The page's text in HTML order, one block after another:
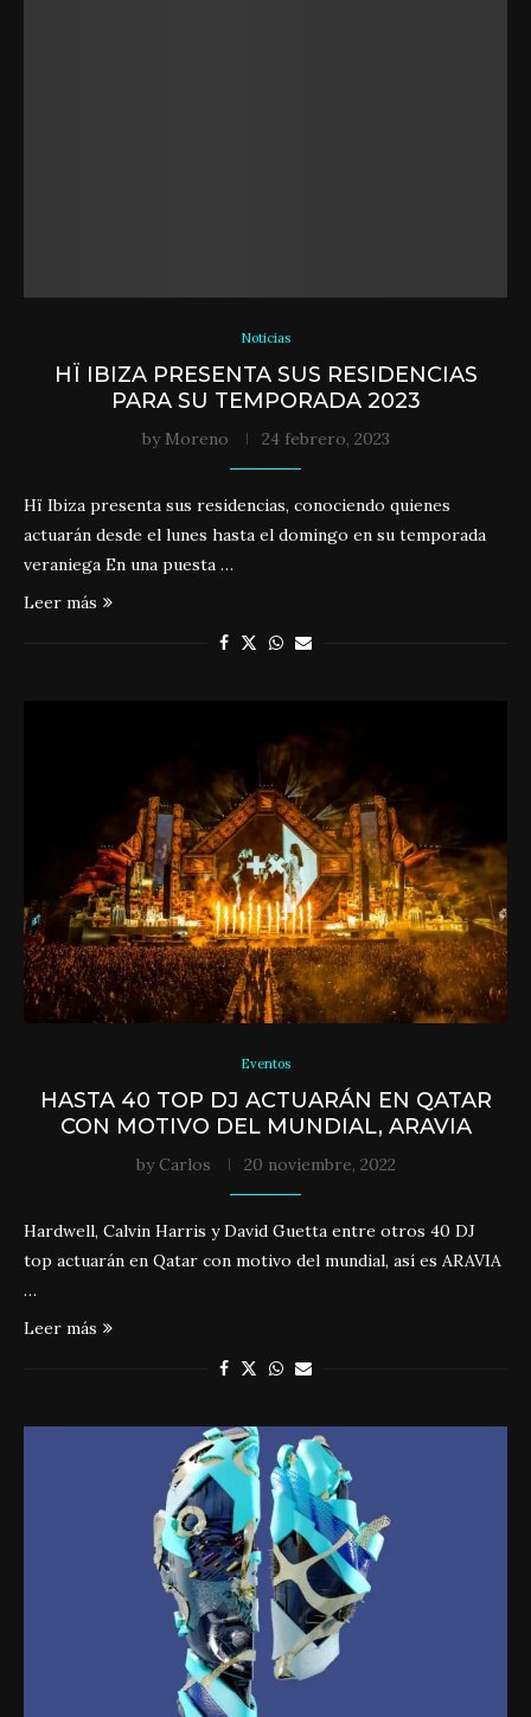
Noticias
HÏ IBIZA PRESENTA SUS RESIDENCIAS
PARA SU TEMPORADA 2023
by Moreno 24 febrero, 2023
Hï Ibiza presenta sus residencias, conociendo quienes
actuarán desde el lunes hasta el domingo en su temporada
veraniega En una puesta …
Leer más
Eventos
HASTA 40 TOP DJ ACTUARÁN EN QATAR
CON MOTIVO DEL MUNDIAL, ARAVIA
by Carlos 20 noviembre, 2022
Hardwell, Calvin Harris y David Guetta entre otros 40 DJ
top actuarán en Qatar con motivo del mundial, así es ARAVIA
…
Leer más